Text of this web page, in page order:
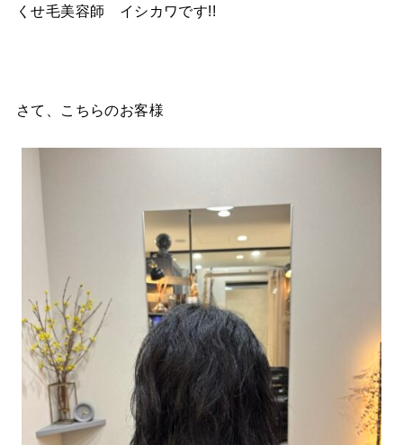
くせ毛美容師 イシカワです!!
さて、こちらのお客様